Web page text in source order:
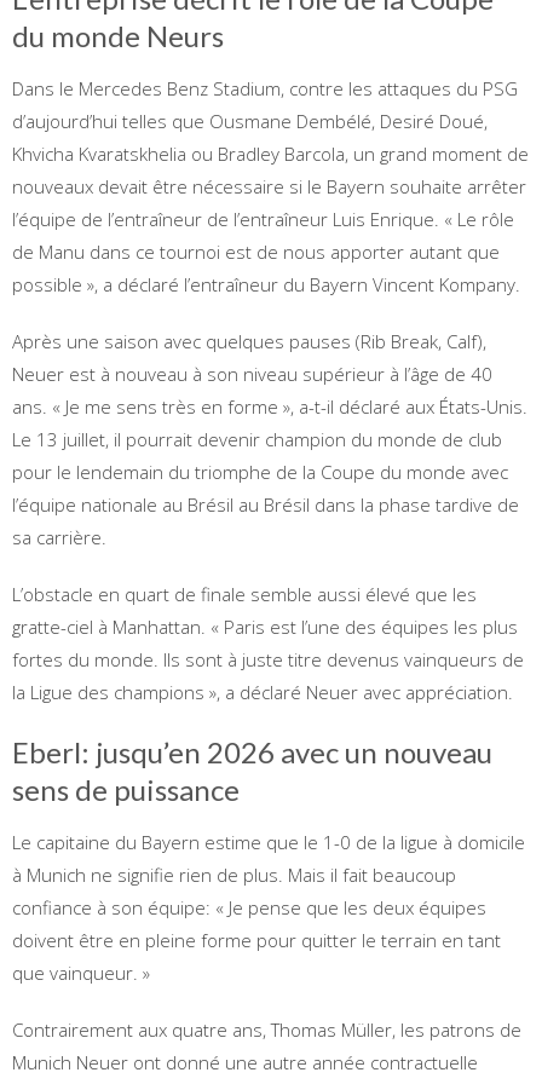
du monde Neurs
Dans le Mercedes Benz Stadium, contre les attaques du PSG
d’aujourd’hui telles que Ousmane Dembélé, Desiré Doué,
Khvicha Kvaratskhelia ou Bradley Barcola, un grand moment de
nouveaux devait être nécessaire si le Bayern souhaite arrêter
l’équipe de l’entraîneur de l’entraîneur Luis Enrique. « Le rôle
de Manu dans ce tournoi est de nous apporter autant que
possible », a déclaré l’entraîneur du Bayern Vincent Kompany.
Après une saison avec quelques pauses (Rib Break, Calf),
Neuer est à nouveau à son niveau supérieur à l’âge de 40
ans. « Je me sens très en forme », a-t-il déclaré aux États-Unis.
Le 13 juillet, il pourrait devenir champion du monde de club
pour le lendemain du triomphe de la Coupe du monde avec
l’équipe nationale au Brésil au Brésil dans la phase tardive de
sa carrière.
L’obstacle en quart de finale semble aussi élevé que les
gratte-ciel à Manhattan. « Paris est l’une des équipes les plus
fortes du monde. Ils sont à juste titre devenus vainqueurs de
la Ligue des champions », a déclaré Neuer avec appréciation.
Eberl: jusqu’en 2026 avec un nouveau
sens de puissance
Le capitaine du Bayern estime que le 1-0 de la ligue à domicile
à Munich ne signifie rien de plus. Mais il fait beaucoup
confiance à son équipe: « Je pense que les deux équipes
doivent être en pleine forme pour quitter le terrain en tant
que vainqueur. »
Contrairement aux quatre ans, Thomas Müller, les patrons de
Munich Neuer ont donné une autre année contractuelle